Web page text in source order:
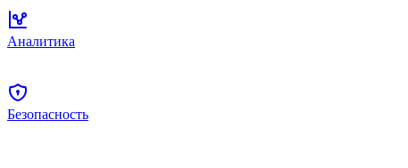
Аналитика
Безопасность